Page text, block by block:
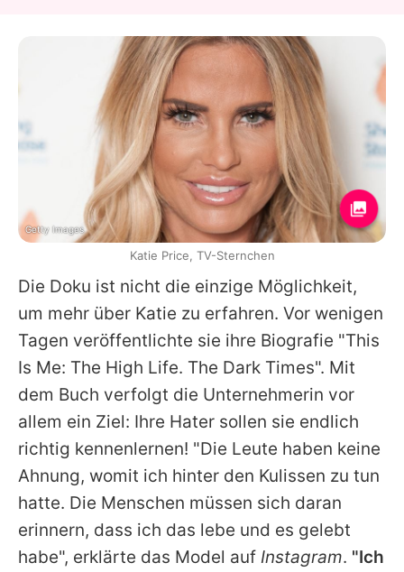
Die Doku ist nicht die einzige Möglichkeit,
um mehr über Katie zu erfahren. Vor wenigen
Tagen veröffentlichte sie ihre Biografie "This
Is Me: The High Life. The Dark Times". Mit
dem Buch verfolgt die Unternehmerin vor
allem ein Ziel: Ihre Hater sollen sie endlich
richtig kennenlernen! "Die Leute haben keine
Ahnung, womit ich hinter den Kulissen zu tun
hatte. Die Menschen müssen sich daran
erinnern, dass ich das lebe und es gelebt
habe", erklärte das Model auf Instagram. "Ich
Getty Images
Katie Price, TV-Sternchen